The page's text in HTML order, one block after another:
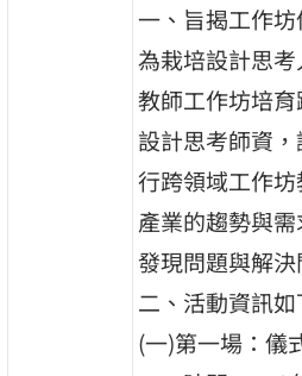
一、旨揭工作坊
為栽培設計思
教師工作坊培
設計思考師資
行跨領域工作
產業的趨勢與
發現問題與解決
二、活動資訊如
(一)第一場：儀